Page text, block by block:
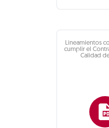
Lineamientos
cumplir el
Calidad